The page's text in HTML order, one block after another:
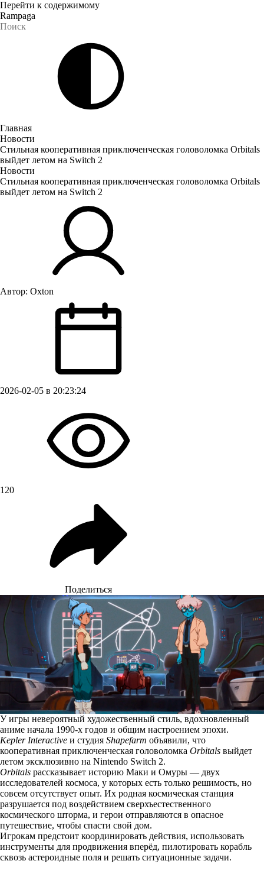
Перейти к содержимому
Rampaga
Главная
Новости
Стильная кооперативная приключенческая головоломка Orbitals
выйдет летом на Switch 2
Новости
Стильная кооперативная приключенческая головоломка Orbitals
выйдет летом на Switch 2
Автор: Oxton
2026-02-05 в 20:23:24
120
Поделиться
У игры невероятный художественный стиль, вдохновленный
аниме начала 1990-х годов и общим настроением эпохи.
Kepler Interactive и студия Shapefarm объявили, что
кооперативная приключенческая головоломка Orbitals выйдет
летом эксклюзивно на Nintendo Switch 2.
Orbitals рассказывает историю Маки и Омуры — двух
исследователей космоса, у которых есть только решимость, но
совсем отсутствует опыт. Их родная космическая станция
разрушается под воздействием сверхъестественного
космического шторма, и герои отправляются в опасное
путешествие, чтобы спасти свой дом.
Игрокам предстоит координировать действия, использовать
инструменты для продвижения вперёд, пилотировать корабль
сквозь астероидные поля и решать ситуационные задачи.